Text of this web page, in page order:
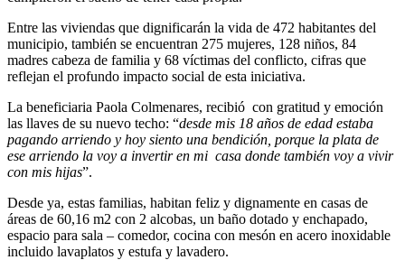
Entre las viviendas que dignificarán la vida de 472 habitantes del
municipio, también se encuentran 275 mujeres, 128 niños, 84
madres cabeza de familia y 68 víctimas del conflicto, cifras que
reflejan el profundo impacto social de esta iniciativa.
La beneficiaria Paola Colmenares, recibió con gratitud y emoción
las llaves de su nuevo techo: “desde mis 18 años de edad estaba
pagando arriendo y hoy siento una bendición, porque la plata de
ese arriendo la voy a invertir en mi casa donde también voy a vivir
con mis hijas”.
Desde ya, estas familias, habitan feliz y dignamente en casas de
áreas de 60,16 m2 con 2 alcobas, un baño dotado y enchapado,
espacio para sala – comedor, cocina con mesón en acero inoxidable
incluido lavaplatos y estufa y lavadero.